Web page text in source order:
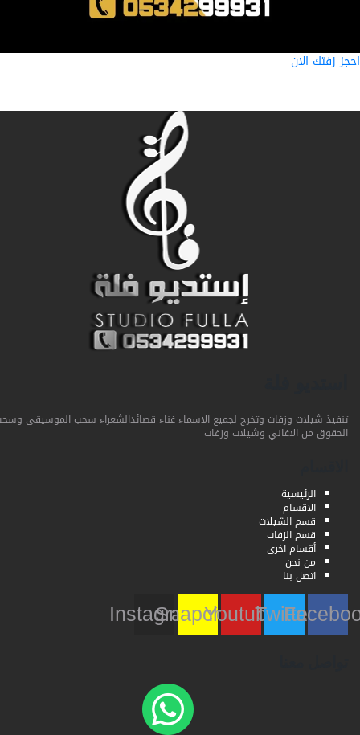
زفتك الان
تنفيذ شيلات وزفات وتخرج لجميع الاسماء غناء قصائدالشعراء سحب الموسيقى وسحب
الحقوق من الاغاني وشيلات وزفات
الرئيسية
الاقسام
قسم الشيلات
قسم الزفات
أقسام اخرى
من نحن
اتصل بنا
Twitter
Youtube
Snapchat
Instagram